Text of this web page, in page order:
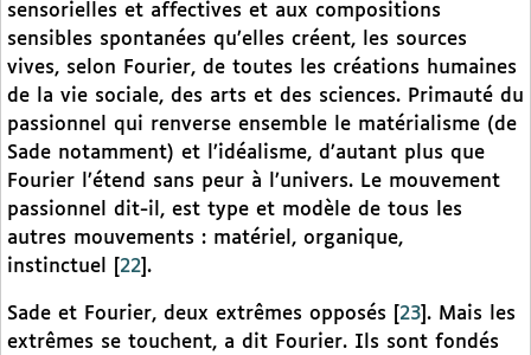
sensorielles et affectives et aux compositions
sensibles spontanées qu’elles créent, les sources
vives, selon Fourier, de toutes les créations humaines
de la vie sociale, des arts et des sciences. Primauté du
passionnel qui renverse ensemble le matérialisme (de
Sade notamment) et l’idéalisme, d’autant plus que
Fourier l’étend sans peur à l’univers. Le mouvement
passionnel dit-il, est type et modèle de tous les
autres mouvements : matériel, organique,
instinctuel
22 .
Sade et Fourier, deux extrêmes opposés 23 . Mais les
extrêmes se touchent, a dit Fourier. Ils sont fondés